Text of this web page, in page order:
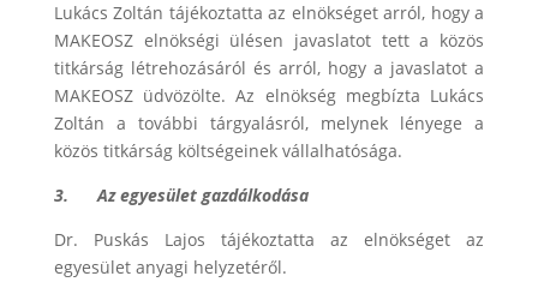
Lukács Zoltán tájékoztatta az elnökséget arról, hogy a
MAKEOSZ elnökségi ülésen javaslatot tett a közös
titkárság létrehozásáról és arról, hogy a javaslatot a
MAKEOSZ üdvözölte. Az elnökség megbízta Lukács
Zoltán a további tárgyalásról, melynek lényege a
közös titkárság költségeinek vállalhatósága.
3. Az egyesület gazdálkodása
Dr. Puskás Lajos tájékoztatta az elnökséget az
egyesület anyagi helyzetéről.